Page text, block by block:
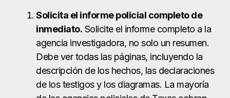
Solicita el informe policial completo de
inmediato. Solicite el informe completo a la
agencia investigadora, no solo un resumen.
Debe ver todas las páginas, incluyendo la
descripción de los hechos, las declaraciones
de los testigos y los diagramas. La mayoría